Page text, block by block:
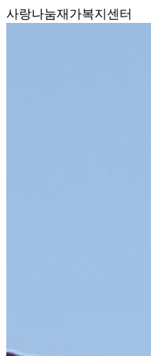
사랑나눔재가복지센터